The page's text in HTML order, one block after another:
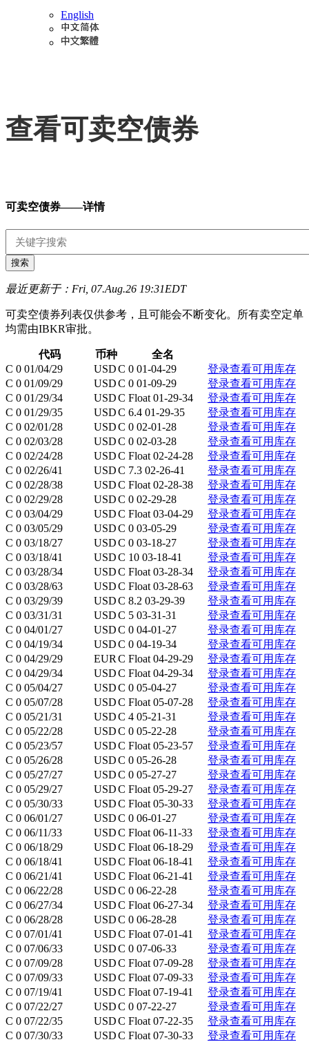
English
查看可卖空债券
可卖空债券——详情
最近更新于：Fri, 07.Aug.26 19:31EDT
可卖空债券列表仅供参考，且可能会不断变化。所有卖空定单
均需由IBKR审批。
代码 币种
全名
C 0 01/04/29
USDC 0 01-04-29
登录查看可用库存
C 0 01/09/29
USDC 0 01-09-29
登录查看可用库存
C 0 01/29/34
USDC Float 01-29-34
登录查看可用库存
C 0 01/29/35
USDC 6.4 01-29-35
登录查看可用库存
C 0 02/01/28
USDC 0 02-01-28
登录查看可用库存
C 0 02/03/28
USDC 0 02-03-28
登录查看可用库存
C 0 02/24/28
USDC Float 02-24-28
登录查看可用库存
C 0 02/26/41
USDC 7.3 02-26-41
登录查看可用库存
C 0 02/28/38
USDC Float 02-28-38
登录查看可用库存
C 0 02/29/28
USDC 0 02-29-28
登录查看可用库存
C 0 03/04/29
USDC Float 03-04-29
登录查看可用库存
C 0 03/05/29
USDC 0 03-05-29
登录查看可用库存
C 0 03/18/27
USDC 0 03-18-27
登录查看可用库存
C 0 03/18/41
USDC 10 03-18-41
登录查看可用库存
C 0 03/28/34
USDC Float 03-28-34
登录查看可用库存
C 0 03/28/63
USDC Float 03-28-63
登录查看可用库存
C 0 03/29/39
USDC 8.2 03-29-39
登录查看可用库存
C 0 03/31/31
USDC 5 03-31-31
登录查看可用库存
C 0 04/01/27
USDC 0 04-01-27
登录查看可用库存
C 0 04/19/34
USDC 0 04-19-34
登录查看可用库存
C 0 04/29/29
EUR C Float 04-29-29
登录查看可用库存
C 0 04/29/34
USDC Float 04-29-34
登录查看可用库存
C 0 05/04/27
USDC 0 05-04-27
登录查看可用库存
C 0 05/07/28
USDC Float 05-07-28
登录查看可用库存
C 0 05/21/31
USDC 4 05-21-31
登录查看可用库存
C 0 05/22/28
USDC 0 05-22-28
登录查看可用库存
C 0 05/23/57
USDC Float 05-23-57
登录查看可用库存
C 0 05/26/28
USDC 0 05-26-28
登录查看可用库存
C 0 05/27/27
USDC 0 05-27-27
登录查看可用库存
C 0 05/29/27
USDC Float 05-29-27
登录查看可用库存
C 0 05/30/33
USDC Float 05-30-33
登录查看可用库存
C 0 06/01/27
USDC 0 06-01-27
登录查看可用库存
C 0 06/11/33
USDC Float 06-11-33
登录查看可用库存
C 0 06/18/29
USDC Float 06-18-29
登录查看可用库存
C 0 06/18/41
USDC Float 06-18-41
登录查看可用库存
C 0 06/21/41
USDC Float 06-21-41
登录查看可用库存
C 0 06/22/28
USDC 0 06-22-28
登录查看可用库存
C 0 06/27/34
USDC Float 06-27-34
登录查看可用库存
C 0 06/28/28
USDC 0 06-28-28
登录查看可用库存
C 0 07/01/41
USDC Float 07-01-41
登录查看可用库存
C 0 07/06/33
USDC 0 07-06-33
登录查看可用库存
C 0 07/09/28
USDC Float 07-09-28
登录查看可用库存
C 0 07/09/33
USDC Float 07-09-33
登录查看可用库存
C 0 07/19/41
USDC Float 07-19-41
登录查看可用库存
C 0 07/22/27
USDC 0 07-22-27
登录查看可用库存
C 0 07/22/35
USDC Float 07-22-35
登录查看可用库存
C 0 07/30/33
USDC Float 07-30-33
登录查看可用库存